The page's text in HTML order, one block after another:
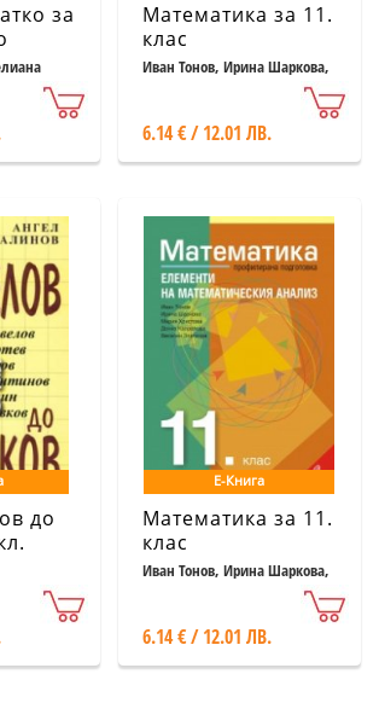
за
Математика за 11.
клас
Профилирана
подготовка Модул
Иван Тонов, Ирина Шаркова,
6.14 € / 12.01 ЛВ.
до
Е-Книга
Математика за 11.
клас
Профилирана
подготовка Модул
математическия
анализ
Иван Тонов, Ирина Шаркова,
6.14 € / 12.01 ЛВ.